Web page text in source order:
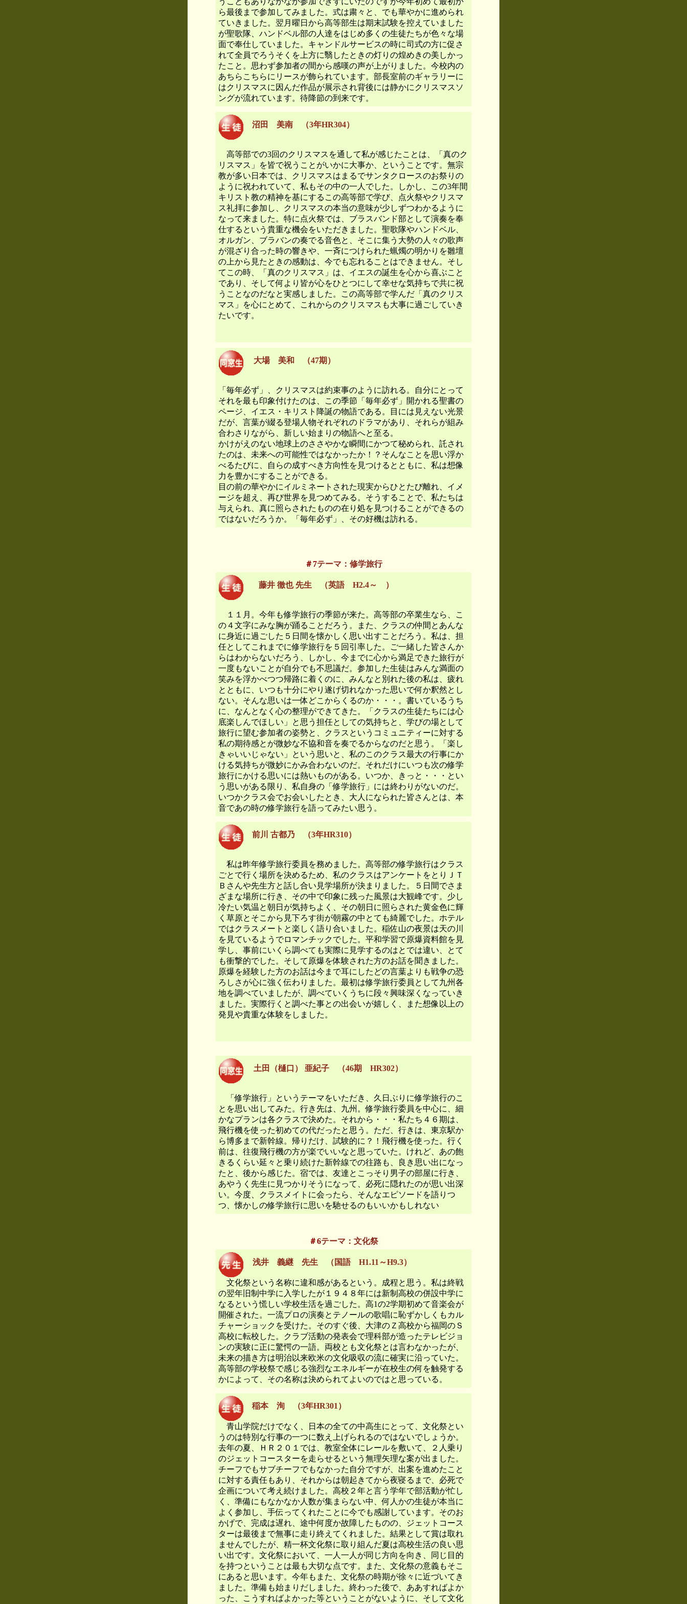
ら最後まで参加してみました。式は粛々と、でも華やかに進められ
ていきました。翌月曜日から高等部生は期末試験を控えていました
が聖歌隊、ハンドベル部の人達をはじめ多くの生徒たちが色々な場
面で奉仕していました。キャンドルサービスの時に司式の方に促さ
れて全員でろうそくを上方に翳したときの灯りの煌めきの美しかっ
たこと。思わず参加者の間から感嘆の声が上がりました。今校内の
あちらこちらにリースが飾られています。部長室前のギャラリーに
はクリスマスに因んだ作品が展示され背後には静かにクリスマスソ
ングが流れています。待降節の到来です。
沼田 美南 （3年HR304）
高等部での3回のクリスマスを通して私が感じたことは、「真のク
リスマス」を皆で祝うことがいかに大事か、ということです。無宗
教が多い日本では、クリスマスはまるでサンタクロースのお祭りの
ように祝われていて、私もその中の一人でした。しかし、この3年間
キリスト教の精神を基にするこの高等部で学び、点火祭やクリスマ
ス礼拝に参加し、クリスマスの本当の意味が少しずつわかるように
なって来ました。特に点火祭では、ブラスバンド部として演奏を奉
仕するという貴重な機会をいただきました。聖歌隊やハンドベル、
オルガン、ブラバンの奏でる音色と、そこに集う大勢の人々の歌声
が混ざり合った時の響きや、一斉につけられた蝋燭の明かりを雛壇
の上から見たときの感動は、今でも忘れることはできません。そし
てこの時、「真のクリスマス」は、イエスの誕生を心から喜ぶこと
であり、そして何より皆が心をひとつにして幸せな気持ちで共に祝
うことなのだなと実感しました。この高等部で学んだ「真のクリス
マス」を心にとめて、これからのクリスマスも大事に過ごしていき
たいです。
大場 美和 （47期）
「毎年必ず」、クリスマスは約束事のように訪れる。自分にとって
それを最も印象付けたのは、この季節「毎年必ず」開かれる聖書の
ページ、イエス・キリスト降誕の物語である。目には見えない光景
だが、言葉が綴る登場人物それぞれのドラマがあり、それらが組み
合わさりながら、新しい始まりの物語へと至る。
かけがえのない地球上のささやかな瞬間にかつて秘められ、託され
たのは、未来への可能性ではなかったか！？そんなことを思い浮か
べるたびに、自らの成すべき方向性を見つけるとともに、私は想像
力を豊かにすることができる。
目の前の華やかにイルミネートされた現実からひとたび離れ、イメ
ージを超え、再び世界を見つめてみる。そうすることで、私たちは
与えられ、真に照らされたものの在り処を見つけることができるの
ではないだろうか。「毎年必ず」、その好機は訪れる。
＃7テーマ：修学旅行
藤井 徹也 先生 （英語 H2.4～ ）
１１月。今年も修学旅行の季節が来た。高等部の卒業生なら、こ
の４文字にみな胸が踊ることだろう。また、クラスの仲間とあんな
に身近に過ごした５日間を懐かしく思い出すことだろう。私は、担
任としてこれまでに修学旅行を５回引率した。ご一緒した皆さんか
らはわからないだろう、しかし、今までに心から満足できた旅行が
一度もないことが自分でも不思議だ。参加した生徒はみんな満面の
笑みを浮かべつつ帰路に着くのに、みんなと別れた後の私は、疲れ
とともに、いつも十分にやり遂げ切れなかった思いで何か釈然とし
ない。そんな思いは一体どこからくるのか・・・。書いているうち
に、なんとなく心の整理ができてきた。「クラスの生徒たちには心
底楽しんでほしい」と思う担任としての気持ちと、学びの場として
旅行に望む参加者の姿勢と、クラスというコミュニティーに対する
私の期待感とが微妙な不協和音を奏でるからなのだと思う。「楽し
きゃいいじゃない」という思いと、私のこのクラス最大の行事にか
ける気持ちが微妙にかみ合わないのだ。それだけにいつも次の修学
旅行にかける思いには熱いものがある。いつか、きっと・・・とい
う思いがある限り、私自身の「修学旅行」には終わりがないのだ。
いつかクラス会でお会いしたとき、大人になられた皆さんとは、本
音であの時の修学旅行を語ってみたい思う。
前川 古都乃 （3年HR310）
私は昨年修学旅行委員を務めました。高等部の修学旅行はクラス
ごとで行く場所を決めるため、私のクラスはアンケートをとりＪＴ
Ｂさんや先生方と話し合い見学場所が決まりました。５日間でさま
ざまな場所に行き、その中で印象に残った風景は大観峰です。少し
冷たい気温と朝日が気持ちよく、その朝日に照らされた黄金色に輝
く草原とそこから見下ろす街が朝霧の中とても綺麗でした。ホテル
ではクラスメートと楽しく語り合いました。稲佐山の夜景は天の川
を見ているようでロマンチックでした。平和学習で原爆資料館を見
学し、事前にいくら調べても実際に見学するのはとでは違い、とて
も衝撃的でした。そして原爆を体験された方のお話を聞きました。
原爆を経験した方のお話は今まで耳にしたどの言葉よりも戦争の恐
ろしさが心に強く伝わりました。最初は修学旅行委員として九州各
地を調べていましたが、調べていくうちに段々興味深くなっていき
ました。実際行くと調べた事との出会いが嬉しく、また想像以上の
発見や貴重な体験をしました。
土田（樋口） 亜紀子 （46期 HR302）
「修学旅行」というテーマをいただき、久日ぶりに修学旅行のこ
とを思い出してみた。行き先は、九州。修学旅行委員を中心に、細
かなプランは各クラスで決めた。それから・・・私たち４６期は、
飛行機を使った初めての代だったと思う。ただ、行きは、東京駅か
ら博多まで新幹線。帰りだけ、試験的に？！飛行機を使った。行く
前は、往復飛行機の方が楽でいいなと思っていた。けれど、あの飽
きるくらい延々と乗り続けた新幹線での往路も、良き思い出になっ
たと、後から感じた。宿では、友達とこっそり男子の部屋に行き、
あやうく先生に見つかりそうになって、必死に隠れたのが思い出深
い。今度、クラスメイトに会ったら、そんなエピソードを語りつ
つ、懐かしの修学旅行に思いを馳せるのもいいかもしれない
＃6テーマ：文化祭
浅井 義継 先生 （国語 H1.11～H9.3）
文化祭という名称に違和感があるという。成程と思う。私は終戦
の翌年旧制中学に入学したが１９４８年には新制高校の併設中学に
なるという慌しい学校生活を過ごした。高1の2学期初めて音楽会が
開催された。一流プロの演奏とテノールの歌唱に恥ずかしくもカル
チャーショックを受けた。そのすぐ後、大津のＺ高校から福岡のＳ
高校に転校した。クラブ活動の発表会で理科部が造ったテレビジョ
ンの実験に正に驚愕の一語。両校とも文化祭とは言わなかったが、
未来の描き方は明治以来欧米の文化吸収の流に確実に沿っていた。
高等部の学校祭で感じる強烈なエネルギーが在校生の何を触発する
かによって、その名称は決められてよいのではと思っている。
稲本 洵 （3年HR301）
青山学院だけでなく、日本の全ての中高生にとって、文化祭とい
うのは特別な行事の一つに数え上げられるのではないでしょうか。
去年の夏、ＨＲ２０１では、教室全体にレールを敷いて、２人乗り
のジェットコースターを走らせるという無理矢理な案が出ました。
チーフでもサブチーフでもなかった自分ですが、出案を進めたこと
に対する責任もあり、それからは朝起きてから夜寝るまで、必死で
企画について考え続けました。高校２年と言う学年で部活動が忙し
く、準備にもなかなか人数が集まらない中、何人かの生徒が本当に
よく参加し、手伝ってくれたことに今でも感謝しています。そのお
かげで、完成は遅れ、途中何度か故障したものの、ジェットコース
ターは最後まで無事に走り終えてくれました。結果として賞は取れ
ませんでしたが、精一杯文化祭に取り組んだ夏は高校生活の良い思
い出です。文化祭において、一人一人が同じ方向を向き、同じ目的
を持つということは最も大切な点です。また、文化祭の意義もそこ
にあると思います。今年もまた、文化祭の時期が徐々に近づいてき
ました。準備も始まりだしました。終わった後で、ああすればよか
った、こうすればよかった等ということがないように、そして文化